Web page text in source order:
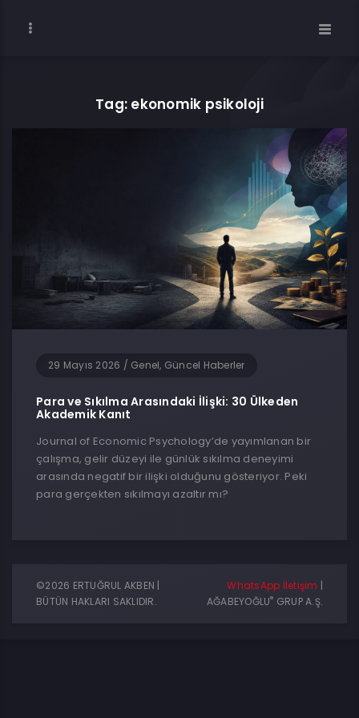
Tag: ekonomik psikoloji
29 Mayıs 2026 / Genel, Güncel Haberler
Para ve Sıkılma Arasındaki İlişki: 30 Ülkeden
Akademik Kanıt
Journal of Economic Psychology’de yayımlanan bir
çalışma, gelir düzeyi ile günlük sıkılma deneyimi
arasında negatif bir ilişki olduğunu gösteriyor. Peki
para gerçekten sıkılmayı azaltır mı?
©2026 ERTUĞRUL AKBEN |
BÜTÜN HAKLARI SAKLIDIR.
WhatsApp İletişim |
AĞABEYOĞLU® GRUP A.Ş.